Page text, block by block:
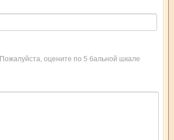
Пожалуйста, оцените по 5 бальной шкале